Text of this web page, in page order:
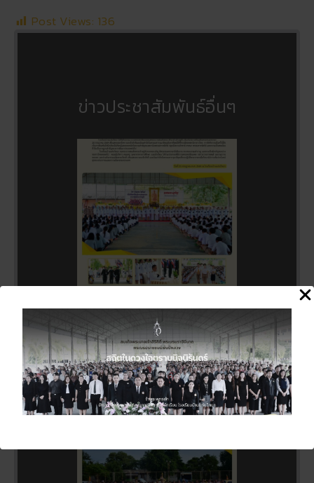
Post Views: 136
ข่าวประชาสัมพันธ์อื่นๆ
กิจกรรมถวายพระพรชัยมงคลแด่
พระบาทสมเด็จพระเจ้าอยู่หัว เนื่อง
ในโอกาสวันเฉลิมพระชนมพรรษา
28 กรกฎาคม 2569
27 กรกฎาคม 2026